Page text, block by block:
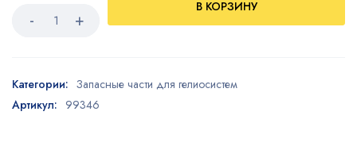
В КОРЗИНУ
Категории: Запасные части для гелиосистем
Артикул: 99346